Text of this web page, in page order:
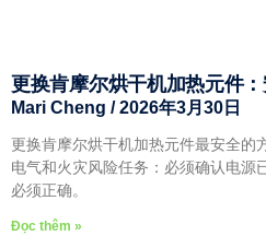
更换肯摩尔烘干机加热元件
Mari Cheng 2026年3月30日
更换肯摩尔烘干机加热元件最安全的
电气和火灾风险任务：必须确认电源
必须正确。
Đọc thêm »